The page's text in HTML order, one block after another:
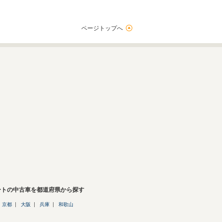
ページトップへ
の中古車を都道府県から探す
京都 大阪 兵庫 和歌山